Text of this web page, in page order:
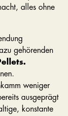
alles ohne
gehörenden
weniger
ausgeprägt
konstante